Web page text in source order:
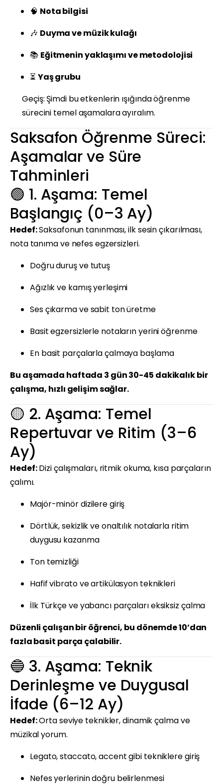
🧠 Nota bilgisi
🎶 Duyma ve müzik kulağı
📚 Eğitmenin yaklaşımı ve metodolojisi
⏳ Yaş grubu
Geçiş: Şimdi bu etkenlerin ışığında öğrenme
sürecini temel aşamalara ayıralım.
Saksafon Öğrenme Süreci:
Aşamalar ve Süre
Tahminleri
🟢 1. Aşama: Temel
Başlangıç (0–3 Ay)
Hedef:Saksafonun tanınması, ilk sesin çıkarılması,
nota tanıma ve nefes egzersizleri.
Doğru duruş ve tutuş
Ağızlık ve kamış yerleşimi
Ses çıkarma ve sabit ton üretme
Basit egzersizlerle notaların yerini öğrenme
En basit parçalarla çalmaya başlama
Bu aşamada haftada 3 gün 30-45 dakikalık bir
çalışma, hızlı gelişim sağlar.
🟡 2. Aşama: Temel
Repertuvar ve Ritim (3–6
Ay)
Hedef:Dizi çalışmaları, ritmik okuma, kısa parçaların
çalımı.
Majör-minör dizilere giriş
Dörtlük, sekizlik ve onaltılık notalarla ritim
duygusu kazanma
Ton temizliği
Hafif vibrato ve artikülasyon teknikleri
İlk Türkçe ve yabancı parçaları eksiksiz çalma
Düzenli çalışan bir öğrenci, bu dönemde 10’dan
fazla basit parça çalabilir.
🔵 3. Aşama: Teknik
Derinleşme ve Duygusal
İfade (6–12 Ay)
Hedef:Orta seviye teknikler, dinamik çalma ve
müzikal yorum.
Legato, staccato, accent gibi tekniklere giriş
Nefes yerlerinin doğru belirlenmesi